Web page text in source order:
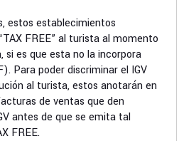
estos establecimientos
FREE” al turista al momento
si es que esta no la incorpora
Para poder discriminar el IGV
al turista, estos anotarán en
de ventas que den
antes de que se emita tal
FREE.